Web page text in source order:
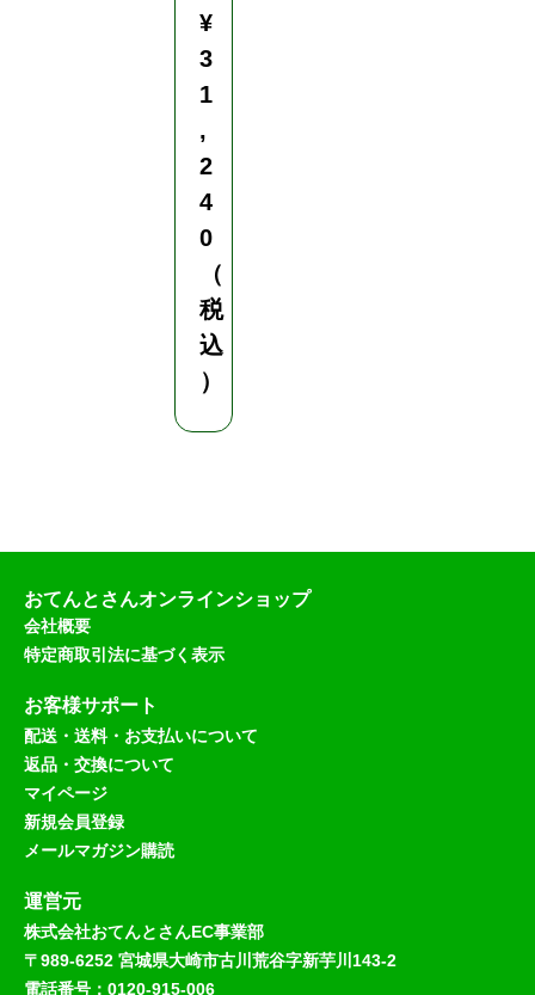
¥
3
1
,
2
4
0
（
税
込
）
おてんとさんオンラインショップ
会社概要
特定商取引法に基づく表示
お客様サポート
配送・送料・お支払いについて
返品・交換について
マイページ
新規会員登録
メールマガジン購読
運営元
株式会社おてんとさんEC事業部
〒989-6252 宮城県大崎市古川荒谷字新芋川143-2
電話番号：0120-915-006